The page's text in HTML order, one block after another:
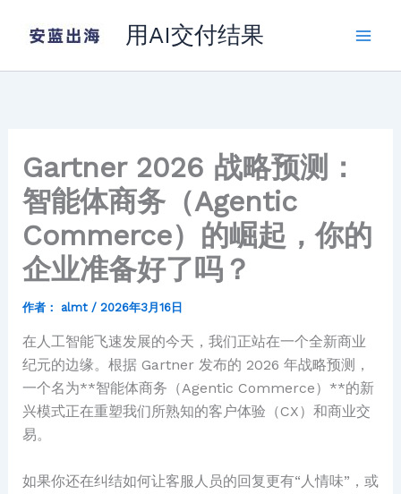
用AI交付结果
Gartner 2026 战略预测：
智能体商务（Agentic
Commerce）的崛起，你的
企业准备好了吗？
作者： almt / 2026年3月16日
在人工智能飞速发展的今天，我们正站在一个全新商业
纪元的边缘。根据 Gartner 发布的 2026 年战略预测，
一个名为**智能体商务（Agentic Commerce）**的新
兴模式正在重塑我们所熟知的客户体验（CX）和商业交
易。
如果你还在纠结如何让客服人员的回复更有“人情味”，或